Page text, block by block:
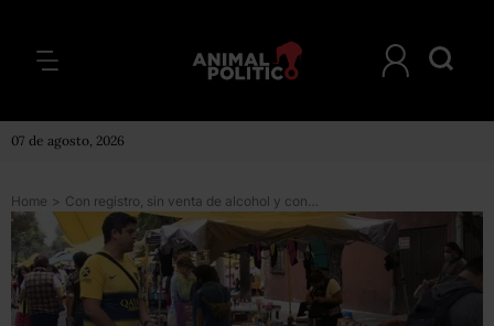
07 de agosto, 2026
Home > Con registro, sin venta de alcohol y con horario fijo: CDMX publica reglas para tianguis